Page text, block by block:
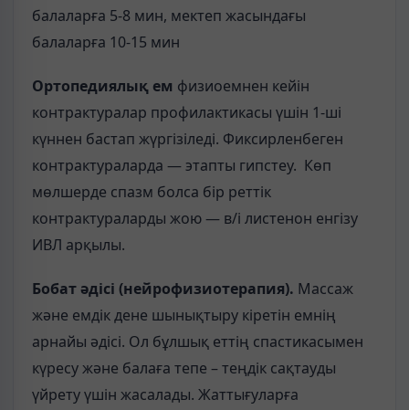
балаларға 5-8 мин, мектеп жасындағы
балаларға 10-15 мин
Ортопедиялық ем физиоемнен кейін
контрактуралар профилактикасы үшін 1-ші
күннен бастап жүргізіледі. Фиксирленбеген
контрактураларда — этапты гипстеу. Көп
мөлшерде спазм болса бір реттік
контрактураларды жою — в/і листенон енгізу
ИВЛ арқылы.
Бобат әдісі (нейрофизиотерапия). Массаж
және емдік дене шынықтыру кіретін емнің
арнайы әдісі. Ол бұлшық еттің спастикасымен
күресу және балаға тепе – теңдік сақтауды
үйрету үшін жасалады. Жаттығуларға